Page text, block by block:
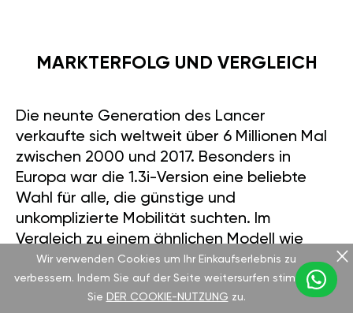
MARKTERFOLG UND VERGLEICH
Die neunte Generation des Lancer
verkaufte sich weltweit über 6 Millionen Mal
zwischen 2000 und 2017. Besonders in
Europa war die 1.3i-Version eine beliebte
Wahl für alle, die günstige und
unkomplizierte Mobilität suchten. Im
Vergleich zu einem ähnlichen Modell wie
dem Toyota Corolla 1.3 VVT-i aus 2010 mit
99 PS fällt der Lancer etwas zurück – die
Corolla erreicht 100 km/h in 12,6 Sekunden
Wir verwenden Cookies um Ihr Einkaufserlebnis zu
verbessern. Indem Sie auf der Seite weitersurfen stimmen
Sie DER COOKIE-NUTZUNG zu.